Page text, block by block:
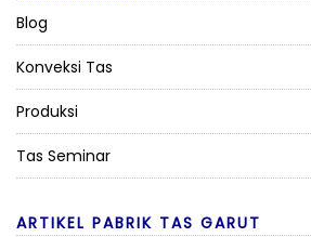
Blog
Konveksi Tas
Produksi
Tas Seminar
ARTIKEL PABRIK TAS GARUT